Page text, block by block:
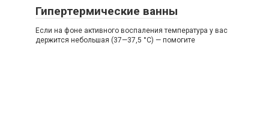
Гипертермические ванны
Если на фоне активного воспаления температура у вас
держится небольшая (37—37,5 °С) — помогите